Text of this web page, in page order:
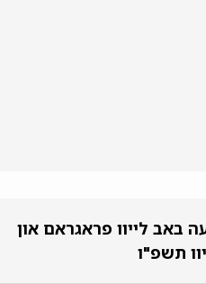
באב לייוו פראגראם און
תשפ"ו